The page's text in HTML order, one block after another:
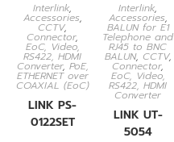
Interlink,
Accessories,
CCTV,
Connector,
EoC, Video,
RS422, HDMI
Converter, PoE,
ETHERNET over
COAXIAL (EoC)
LINK PS-
0122SET
Interlink,
Accessories,
BALUN for E1
Telephone and
RJ45 to BNC
BALUN, CCTV,
Connector,
EoC, Video,
RS422, HDMI
Converter
LINK UT-
5054